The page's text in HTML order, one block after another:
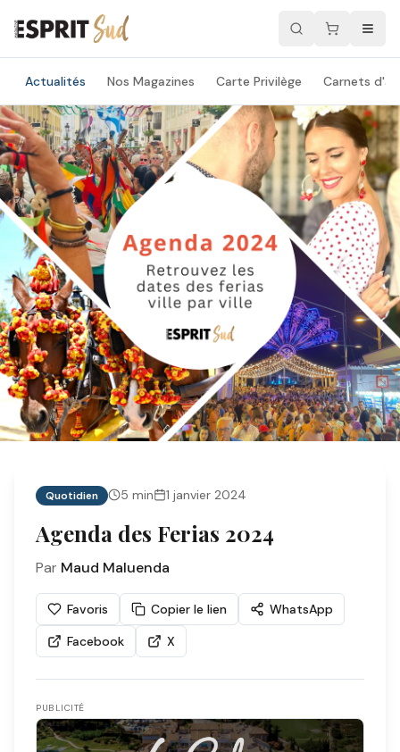
Actualités Nos Magazines Carte Privilège Carnets
Quotidien 5 min 1 janvier 2024
Agenda des Ferias 2024
Par Maud Maluenda
Favoris Copier le lien
WhatsApp
Facebook
X
PUBLICITÉ